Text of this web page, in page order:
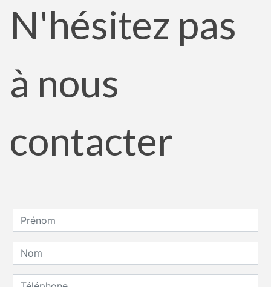
N'hésitez pas
à nous
contacter